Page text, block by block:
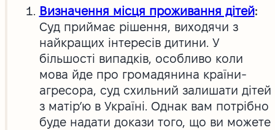
Визначення місця проживання дітей:
Суд приймає рішення, виходячи з
найкращих інтересів дитини. У
більшості випадків, особливо коли
мова йде про громадянина країни-
агресора, суд схильний залишати дітей
з матір’ю в Україні. Однак вам потрібно
буде надати докази того, що ви можете